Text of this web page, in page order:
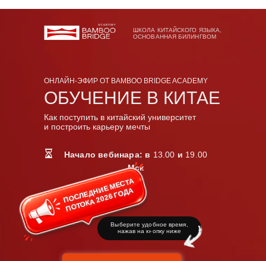
ШКОЛА КИТАЙСКОГО ЯЗЫКА,
ОСНОВАННАЯ БИЛИНГВОМ
ШКОЛА КИТАЙСКОГО ЯЗЫКА,
ОСНОВАННАЯ БИЛИНГВОМ
ОНЛАЙН-ЭФИР ОТ BAMBOO BRIDGE ACADEMY
ОБУЧЕНИЕ В КИТАЕ
Как поступить в китайский университет
и построить карьеру мечты
Начало вебинара: в 13.00 и 19.00
Мск
Выберите удобное время,
нажав на кнопку ниже
ПОСЛЕДНИЕ МЕСТА
ПОТОКА 2026 ГОДА